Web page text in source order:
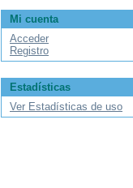
Mi cuenta
Acceder
Registro
Estadísticas
Ver Estadísticas de uso